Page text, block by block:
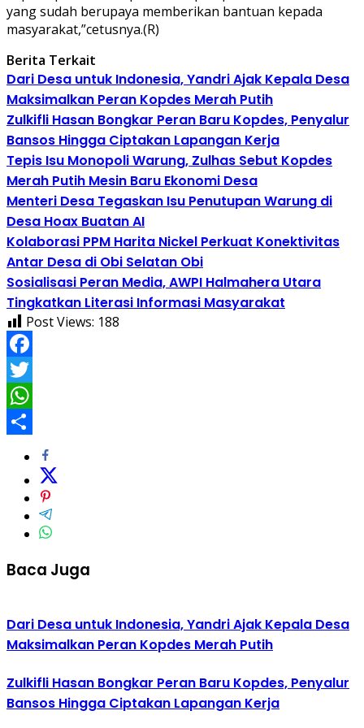
yang sudah berupaya memberikan bantuan kepada
masyarakat,”cetusnya.(R)
Berita Terkait
Dari Desa untuk Indonesia, Yandri Ajak Kepala Desa
Maksimalkan Peran Kopdes Merah Putih
Zulkifli Hasan Bongkar Peran Baru Kopdes, Penyalur
Bansos Hingga Ciptakan Lapangan Kerja
Tepis Isu Monopoli Warung, Zulhas Sebut Kopdes
Merah Putih Mesin Baru Ekonomi Desa
Menteri Desa Tegaskan Isu Penutupan Warung di
Desa Hoax Buatan AI
Kolaborasi PPM Harita Nickel Perkuat Konektivitas
Antar Desa di Obi Selatan Obi
Sosialisasi Peran Media, AWPI Halmahera Utara
Tingkatkan Literasi Informasi Masyarakat
Post Views: 188
Facebook
Twitter
WhatsApp
Baca Juga
Dari Desa untuk Indonesia, Yandri Ajak Kepala Desa
Maksimalkan Peran Kopdes Merah Putih
Zulkifli Hasan Bongkar Peran Baru Kopdes, Penyalur
Bansos Hingga Ciptakan Lapangan Kerja